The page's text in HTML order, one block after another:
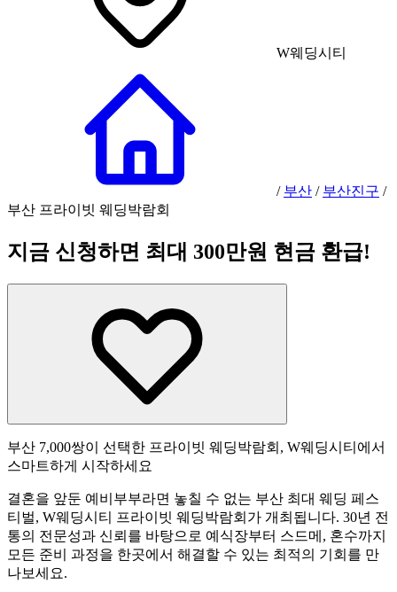
W웨딩시티
/ 부산 / 부산진구 /
부산 프라이빗 웨딩박람회
지금 신청하면 최대 300만원 현금 환급!
부산 7,000쌍이 선택한 프라이빗 웨딩박람회, W웨딩시티에서
스마트하게 시작하세요
결혼을 앞둔 예비부부라면 놓칠 수 없는 부산 최대 웨딩 페스
티벌, W웨딩시티 프라이빗 웨딩박람회가 개최됩니다. 30년 전
통의 전문성과 신뢰를 바탕으로 예식장부터 스드메, 혼수까지
모든 준비 과정을 한곳에서 해결할 수 있는 최적의 기회를 만
나보세요.